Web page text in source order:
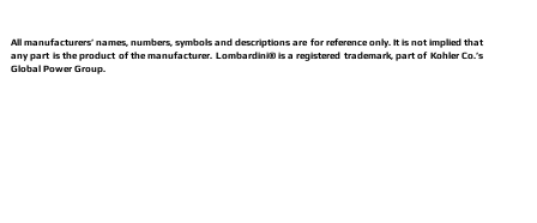
All manufacturers’ names, numbers, symbols and descriptions are for reference only. It is not implied that
any part is the product of the manufacturer. Lombardini® is a registered trademark, part of Kohler Co.’s
Global Power Group.